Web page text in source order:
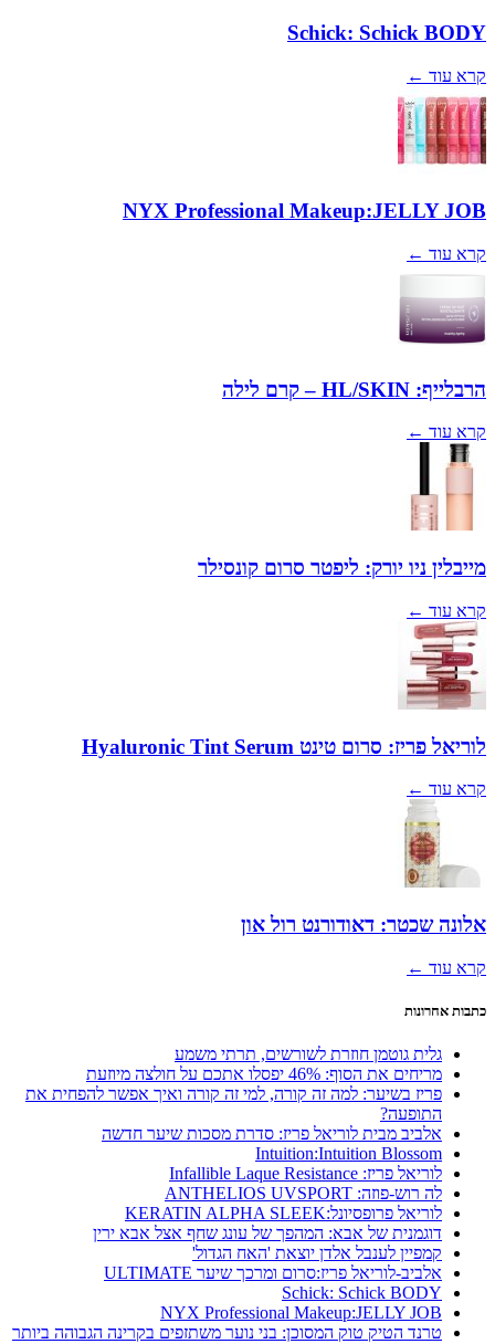
Schick: Schick BODY
קרא עוד ←
NYX Professional Makeup:JELLY JOB
קרא עוד ←
הרבלייף: HL/SKIN – קרם לילה
קרא עוד ←
מייבלין ניו יורק: ליפטר סרום קונסילר
קרא עוד ←
לוריאל פריז: סרום טינט Hyaluronic Tint Serum
קרא עוד ←
אלונה שכטר: דאודורנט רול און
קרא עוד ←
כתבות אחרונות
גלית גוטמן חוזרת לשורשים, תרתי משמע
מריחים את הסוף: 46% יפסלו אתכם על חולצה מיוזעת
פריז בשיער: למה זה קורה, למי זה קורה ואיך אפשר להפחית את
התופעה?
אלביב מבית לוריאל פריז: סדרת מסכות שיער חדשה
Intuition:Intuition Blossom
לוריאל פריז: Infallible Laque Resistance
לה רוש-פוזה: ANTHELIOS UVSPORT
לוריאל פרופסיונל:KERATIN ALPHA SLEEK
דוגמנית של אבא: המהפך של עונג שחף אצל אבא ירין
קמפיין לענבל אלדן יוצאת 'האח הגדול'
אלביב-לוריאל פריז:סרום ומרכך שיער ULTIMATE
Schick: Schick BODY
NYX Professional Makeup:JELLY JOB
טרנד הטיק טוק המסוכן: בני נוער משתזפים בקרינה הגבוהה ביותר